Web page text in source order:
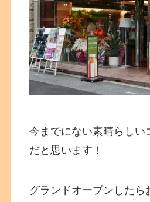
今までにない素晴らしい
だと思います！
グランドオープンしたら